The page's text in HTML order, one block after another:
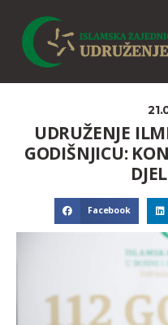
UDRUŽENJE
GODIŠNJICU:
Facebook